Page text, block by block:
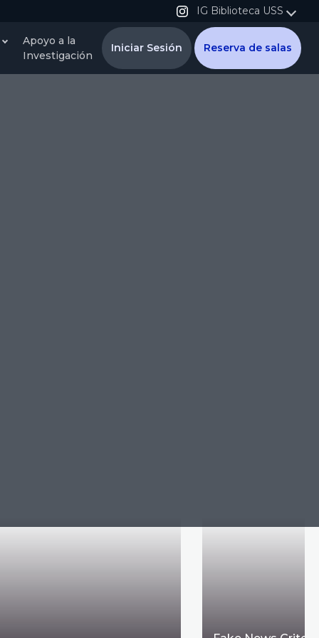
IG Biblioteca USS
Apoyo a la
Investigación
Iniciar Sesión Reserva de salas